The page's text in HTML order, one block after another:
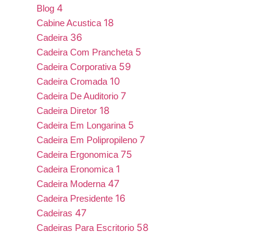
Blog 4
Cabine Acustica 18
Cadeira 36
Cadeira Com Prancheta 5
Cadeira Corporativa 59
Cadeira Cromada 10
Cadeira De Auditorio 7
Cadeira Diretor 18
Cadeira Em Longarina 5
Cadeira Em Polipropileno 7
Cadeira Ergonomica 75
Cadeira Eronomica 1
Cadeira Moderna 47
Cadeira Presidente 16
Cadeiras 47
Cadeiras Para Escritorio 58